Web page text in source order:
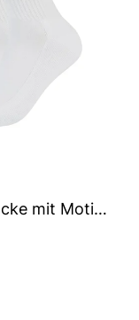
Flip Sox Tennissocke mit Motiv Flip Sox Tennissocke mit Motiv